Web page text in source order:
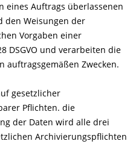
eines Auftrags überlassenen
den Weisungen der
Vorgaben einer
DSGVO und verarbeiten die
auftragsgemäßen Zwecken.
gesetzlicher
Pflichten. die
der Daten wird alle drei
Archivierungspflichten